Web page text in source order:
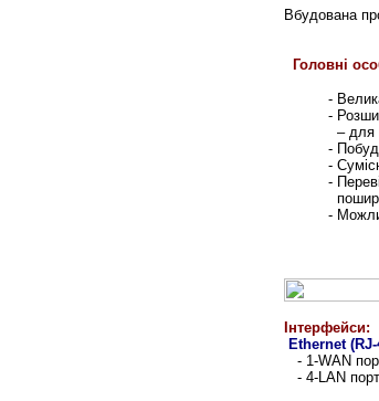
Вбудована
Головні
-
-
– для
-
-
-
-
Інтерфейси:
Ethernet
- 1-WAN
- 4-LAN